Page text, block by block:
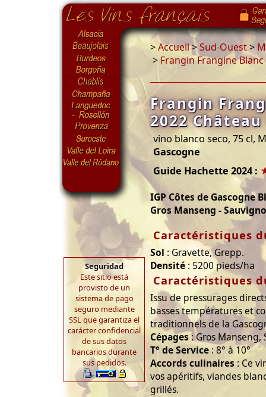
Seguridad
Este sitio está
provisto de un
sistema de pago
seguro mediante
SSL que garantiza el
carácter confidencial
de sus datos
bancarios durante
sus pedidos.
>Accueil>Sud-Ouest>
> Frangin Frangine
Frangin
2022
vino blanco seco, 75 cl,
Gascogne
Guide Hachette 2024 :
IGP Côtes de Gascogne
Gros Manseng -
Caractéristiques
Sol : Gravette, Grepp.
Densité : 5200 pieds/ha
Caractéristiques
Issu de pressurages
basses températures et
traditionnels de la
Cépages: Gros Manseng,
T° de Service: 8° à 10°
Accords culinaires : Ce
vos apéritifs, viandes
grillés.